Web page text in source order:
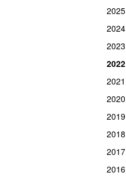
2025
2024
2023
2022
2021
2020
2019
2018
2017
2016